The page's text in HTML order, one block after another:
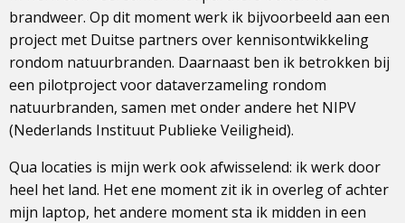
brandweer. Op dit moment werk ik bijvoorbeeld aan een
project met Duitse partners over kennisontwikkeling
rondom natuurbranden. Daarnaast ben ik betrokken bij
een pilotproject voor dataverzameling rondom
natuurbranden, samen met onder andere het NIPV
(Nederlands Instituut Publieke Veiligheid).
Qua locaties is mijn werk ook afwisselend: ik werk door
heel het land. Het ene moment zit ik in overleg of achter
mijn laptop, het andere moment sta ik midden in een